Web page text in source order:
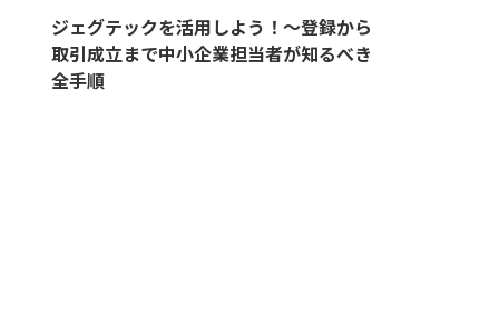
ジェグテックを活用しよう！〜登録から
取引成立まで中小企業担当者が知るべき
全手順